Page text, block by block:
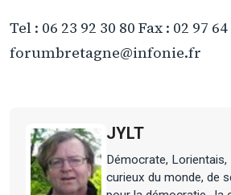
Tel : 06 23 92 30 80 Fax : 02 97
forumbretagne@infonie.fr
JYLT
Démocrate, Lorientais,
curieux du monde, de